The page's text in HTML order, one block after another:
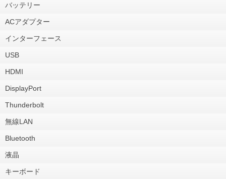
バッテリー
ACアダプター
インターフェース
USB
HDMI
DisplayPort
Thunderbolt
無線LAN
Bluetooth
液晶
キーボード